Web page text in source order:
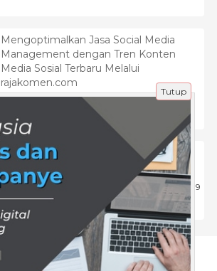
Mengoptimalkan Jasa Social Media
Management dengan Tren Konten
Media Sosial Terbaru Melalui
rajakomen.com
19 Mei 2025 | 1016
Integrasi Strategi Backlink Berkualitas
dalam Menghadapi Gejolak SEO 2026
7 Feb 2026 | 219
Tentang Kami
Tutup